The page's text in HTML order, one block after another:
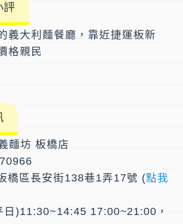
評
義大利麵餐廳，靠近捷運板新
格親民
麵坊 板橋店
橋區長安街138巷1弄17號 (點我
)11:30~14:45 17:00~21:00，